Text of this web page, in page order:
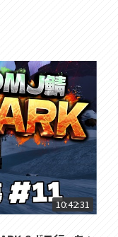
10:42:31